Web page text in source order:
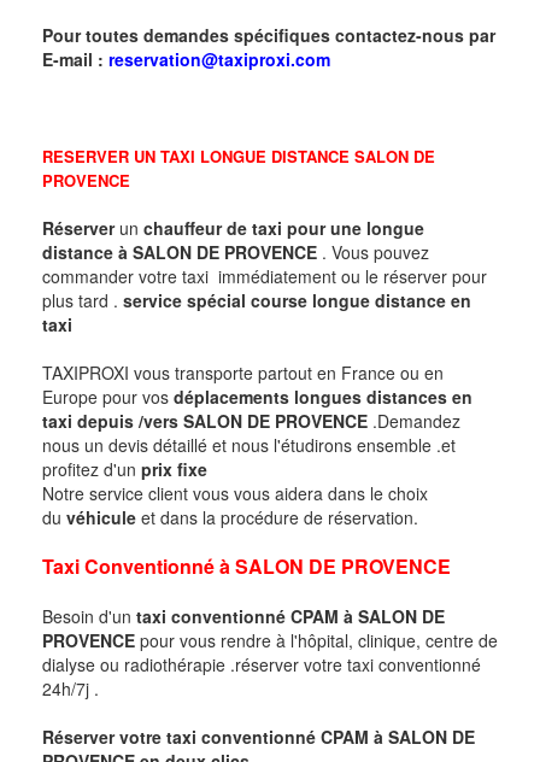
Pour toutes demandes spécifiques contactez-nous par
E-mail : reservation@taxiproxi.com
RESERVER UN TAXI LONGUE DISTANCE SALON DE
PROVENCE
Réserverun chauffeur de taxi pour une longue
distance à SALON DE PROVENCE . Vous pouvez
commander votre taxi immédiatement ou le réserver pour
plus tard . service spécial course longue distance en
taxi
TAXIPROXI vous transporte partout en France ou en
Europe pour vos déplacements longues distances en
taxi depuis /vers SALON DE PROVENCE .Demandez
nous un devis détaillé et nous l'étudirons ensemble .et
profitez d'un prix fixe
Notre service client vous vous aidera dans le choix
du véhicule et dans la procédure de réservation.
Taxi Conventionné àSALON DE PROVENCE
Besoin d'un taxi conventionné CPAM à SALON DE
PROVENCE pour vous rendre à l'hôpital, clinique, centre de
dialyse ou radiothérapie .réserver votre taxi conventionné
24h/7j .
Réserver votre taxi conventionné CPAM à SALON DE